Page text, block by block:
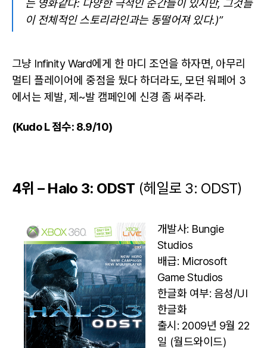
는 영화같다: 다양한 극적인 순간들이 있지만, 그것들
이 전체적인 스토리라인과는 동떨어져 있다.)”
그냥 Infinity Ward에게 한 마디 조언을 하자면, 아무리
멀티 플레이어에 중점을 뒀다 하더라도, 모던 워페어 3
에서는 제발, 제~발 캠페인에 신경 좀 써주라.
(Kudo L 점수: 8.9/10)
4위 – Halo 3: ODST (헤일로 3: ODST)
개발사: Bungie
Studios
배급: Microsoft
Game Studios
한글화 여부: 음성/UI
한글화
출시: 2009년 9월 22
일 (월드와이드)